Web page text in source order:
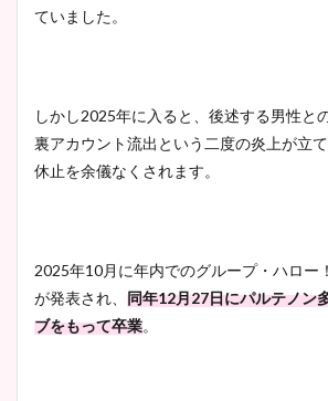
ていました。
しかし2025年に入ると、後述する男性と
裏アカウント流出という二度の炎上が立
休止を余儀なくされます。
2025年10月に年内でのグループ・ハロー
が発表され、 同年12月27日にパルテノン
ブをもって卒業。